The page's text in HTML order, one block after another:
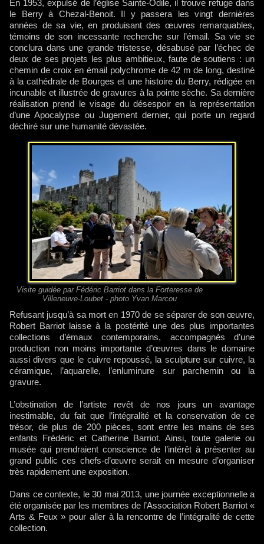
En 1953, expulsé de l’église Sainte-Odile, il trouve refuge dans
le Berry à Chezal-Benoit. Il y passera les vingt dernières
années de sa vie, en produisant des œuvres remarquables,
témoins de son incessante recherche sur l’émail. Sa vie se
conclura dans une grande tristesse, désabusé par l’échec de
deux de ses projets les plus ambitieux, faute de soutiens : un
chemin de croix en émail polychrome de 42 m de long, destiné
à la cathédrale de Bourges et une histoire du Berry, rédigée en
incunable et illustrée de gravures à la pointe sèche. Sa dernière
réalisation prend le visage du désespoir en la représentation
d’une Apocalypse ou Jugement dernier, qui porte un regard
déchiré sur une humanité dévastée.
Visite guidée par Fédéric Barriot dans la Forteresse de
Villeneuve-Loubet - photo Yvan Marcou
Refusant jusqu’à sa mort en 1970 de se séparer de son œuvre,
Robert Barriot laisse à la postérité une des plus importantes
collections d’émaux contemporains, accompagnés d’une
production non moins importante d’œuvres dans le domaine
aussi divers que le cuivre repoussé, la sculpture sur cuivre, la
céramique, l’aquarelle, l’enluminure sur parchemin ou la
gravure.
L’obstination de l’artiste revêt de nos jours un avantage
inestimable, du fait que l’intégralité et la conservation de ce
trésor, de plus de 200 pièces, sont entre les mains de ses
enfants Frédéric et Catherine Barriot. Ainsi, toute galerie ou
musée qui prendraient conscience de l’intérêt à présenter au
grand public ces chefs-d’œuvre serait en mesure d’organiser
très rapidement une exposition.
Dans ce contexte, le 30 mai 2013, une journée exceptionnelle a
été organisée par les membres de l’Association Robert Barriot «
Arts & Feux » pour aller à la rencontre de l’intégralité de cette
collection.